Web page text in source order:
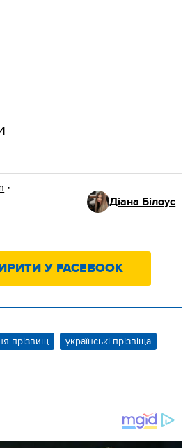
·
Діана Білоус
У FACEBOOK
прізвищ українські прізвіща